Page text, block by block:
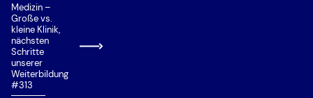
Medizin –
Große vs.
kleine Klinik,
nächsten
Schritte
unserer
Weiterbildung
#313